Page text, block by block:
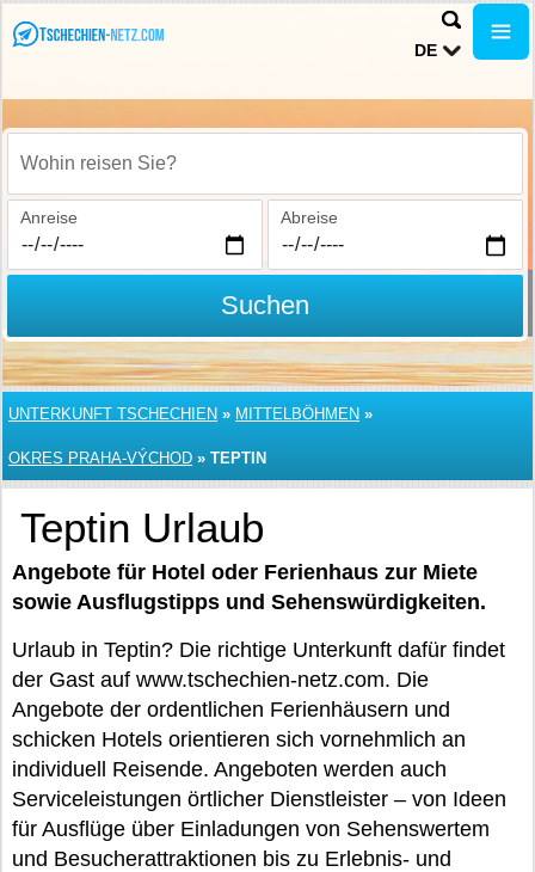
DE
Wohin reisen Sie?
Anreise Abreise
Suchen
UNTERKUNFT TSCHECHIEN » MITTELBÖHMEN »
OKRES PRAHA-VÝCHOD » TEPTIN
Teptin Urlaub
Angebote für Hotel oder Ferienhaus zur Miete
sowie Ausflugstipps und Sehenswürdigkeiten.
Urlaub in Teptin? Die richtige Unterkunft dafür findet
der Gast auf www.tschechien-netz.com. Die
Angebote der ordentlichen Ferienhäusern und
schicken Hotels orientieren sich vornehmlich an
individuell Reisende. Angeboten werden auch
Serviceleistungen örtlicher Dienstleister – von Ideen
für Ausflüge über Einladungen von Sehenswertem
und Besucherattraktionen bis zu Erlebnis- und